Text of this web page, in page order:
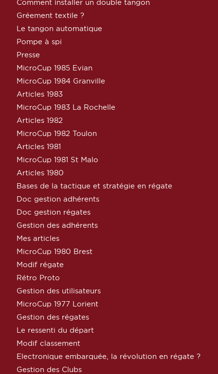
Comment installer un double tangon
Gréement textile ?
Le tangon automatique
Pompe à spi
Presse
MicroCup 1985 Evian
MicroCup 1984 Granville
Articles 1983
MicroCup 1983 La Rochelle
Articles 1982
MicroCup 1982 Toulon
Articles 1981
MicroCup 1981 St Malo
Articles 1980
Bases de la tactique et stratégie en régate
Doc gestion adhérents
Doc gestion régates
Gestion des adhérents
Mes articles
MicroCup 1980 Brest
Modif régate
Rétro Proto
Gestion des utilisateurs
MicroCup 1977 Lorient
Gestion des régates
Le ressenti du départ
Modif classement
Electronique embarquée, la révolution en régate ?
Gestion des Clubs